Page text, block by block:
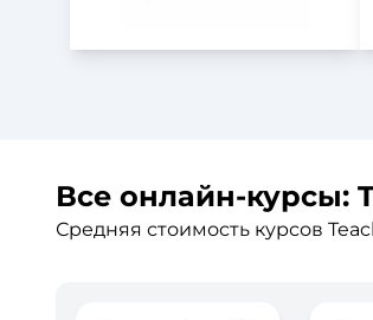
Все онлайн-курсы:
Средняя стоимость курсов